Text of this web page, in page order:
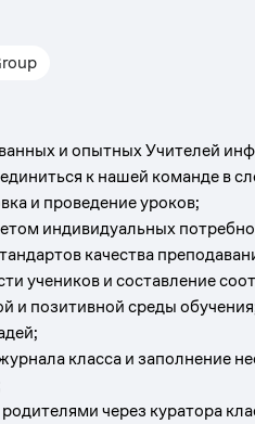
и опытных Учителей
к нашей команде в
и проведение уроков;
индивидуальных
качества
учеников и составление
и позитивной среды
класса и заполнение
через куратора